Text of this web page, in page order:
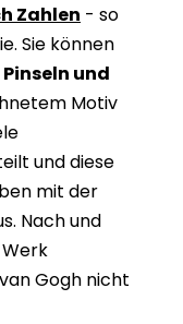
Zahlen - so
Sie können
und
Motiv
und diese
mit der
Nach und
Gogh nicht